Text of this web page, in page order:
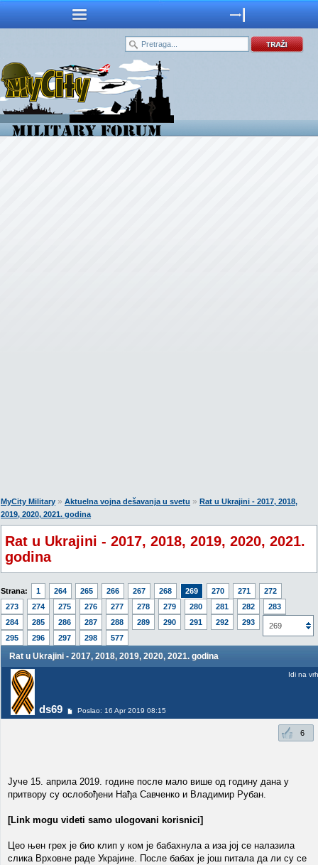
MyCity Military » Aktuelna vojna dešavanja u svetu » Rat u Ukrajini - 2017, 2018,
2019, 2020, 2021. godina
Rat u Ukrajini - 2017, 2018, 2019, 2020, 2021.
godina
Strana: 1 264 265 266 267 268 269 270 271
272
273
274 275 276 277 278 279 280 281 282
283
284
285 286 287 288 289 290 291 292 293
294
295
296 297 298 577
269
Rat u Ukrajini - 2017, 2018, 2019, 2020, 2021. godina
ds69 Poslao: 16 Apr 2019 08:15
Idi na vrh
6
Јуче 15. априла 2019. године после мало више од годину дана у
притвору су ослобођени Нађа Савченко и Владимир Рубан.
[Link mogu videti samo ulogovani korisnici]
Цео њен грех је био клип у ком је бабахнула а иза јој се налазила
слика Врховне раде Украјине. После бабах је још питала да ли су се